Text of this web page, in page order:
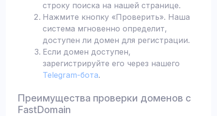
строку поиска на нашей странице.
Нажмите кнопку «Проверить». Наша
система мгновенно определит,
доступен ли домен для регистрации.
Если домен доступен,
зарегистрируйте его через нашего
Telegram-бота.
Преимущества проверки доменов с
FastDomain